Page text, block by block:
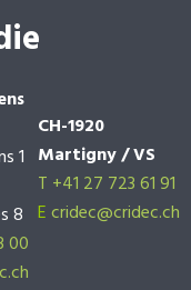
1
8
00
CH-1920
Martigny / VS
T +41 27 723 61 91
Ecridec@cridec.ch